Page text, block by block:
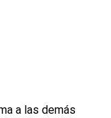
a las demás